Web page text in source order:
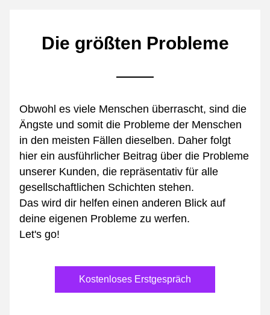
Die größten Probleme
Obwohl es viele Menschen überrascht, sind die
Ängste und somit die Probleme der Menschen
in den meisten Fällen dieselben. Daher folgt
hier ein ausführlicher Beitrag über die Probleme
unserer Kunden, die repräsentativ für alle
gesellschaftlichen Schichten stehen.
Das wird dir helfen einen anderen Blick auf
deine eigenen Probleme zu werfen.
Let's go!
Kostenloses Erstgespräch